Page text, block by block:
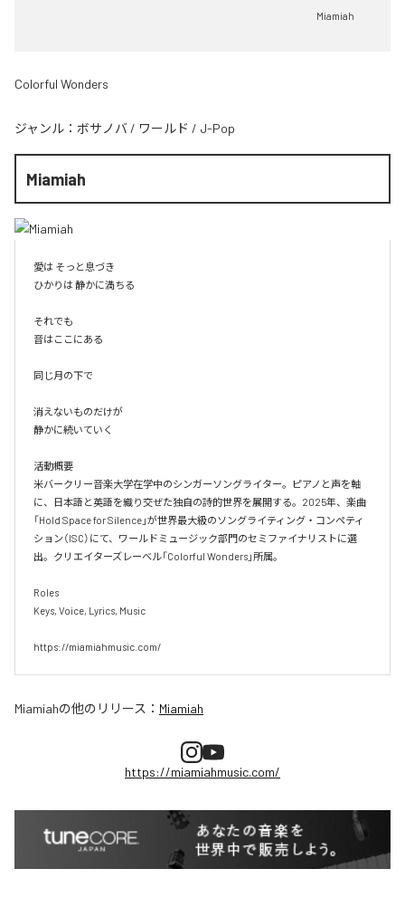
Miamiah
Colorful Wonders
ジャンル： ボサノバ / ワールド / J-Pop
Miamiah
愛は そっと息づき
ひかりは 静かに満ちる
それでも
音はここにある
同じ月の下で
消えないものだけが
静かに続いていく
活動概要
米バークリー音楽大学在学中のシンガーソングライター。ピアノと声を軸
に、日本語と英語を織り交ぜた独自の詩的世界を展開する。2025年、楽曲
「Hold Space for Silence」が世界最大級のソングライティング・コンペティ
ション（ISC）にて、ワールドミュージック部門のセミファイナリストに選
出。クリエイターズレーベル「Colorful Wonders」所属。
Roles
Keys, Voice, Lyrics, Music
https://miamiahmusic.com/
Miamiahの他のリリース： Miamiah
https://miamiahmusic.com/